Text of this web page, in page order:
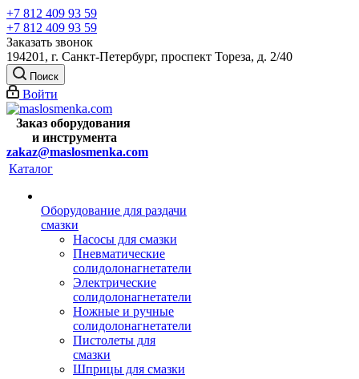
+7 812 409 93 59
+7 812 409 93 59
Заказать звонок
194201, г. Санкт-Петербург, проспект Тореза, д. 2/40
Поиск
Войти
Заказ оборудования
и инструмента
zakaz@maslosmenka.com
Каталог
Оборудование для раздачи
смазки
Насосы для смазки
Пневматические
солидолонагнетатели
Электрические
солидолонагнетатели
Ножные и ручные
солидолонагнетатели
Пистолеты для
смазки
Шприцы для смазки